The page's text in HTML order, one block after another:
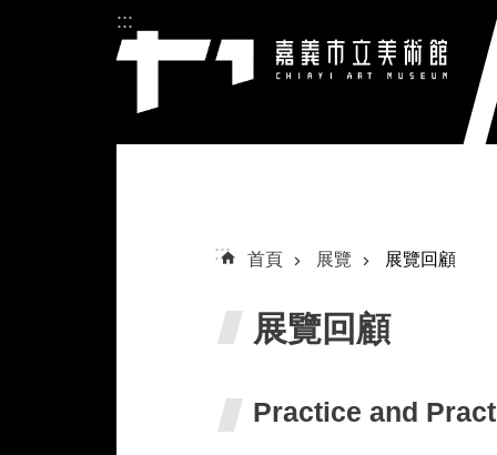
跳到主要內容區塊
:::
::: 首頁 展覽 展覽回顧
展覽回顧
Practice and